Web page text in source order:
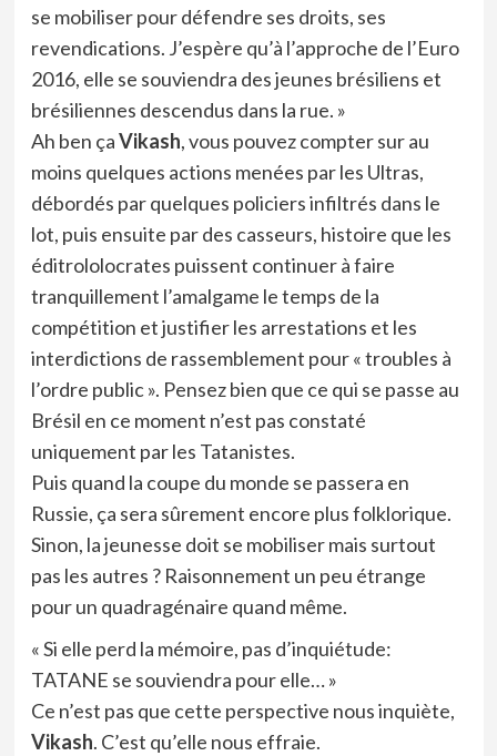
se mobiliser pour défendre ses droits, ses
revendications. J’espère qu’à l’approche de l’Euro
2016, elle se souviendra des jeunes brésiliens et
brésiliennes descendus dans la rue. »
Ah ben çaVikash, vous pouvez compter sur au
moins quelques actions menées par les Ultras,
débordés par quelques policiers infiltrés dans le
lot, puis ensuite par des casseurs, histoire que les
éditrololocrates puissent continuer à faire
tranquillement l’amalgame le temps de la
compétition et justifier les arrestations et les
interdictions de rassemblement pour « troubles à
l’ordre public ». Pensez bien que ce qui se passe au
Brésil en ce moment n’est pas constaté
uniquement par les Tatanistes.
Puis quand la coupe du monde se passera en
Russie, ça sera sûrement encore plus folklorique.
Sinon, la jeunesse doit se mobiliser mais surtout
pas les autres ? Raisonnement un peu étrange
pour un quadragénaire quand même.
« Si elle perd la mémoire, pas d’inquiétude:
TATANE se souviendra pour elle… »
Ce n’est pas que cette perspective nous inquiète,
Vikash. C’est qu’elle nous effraie.